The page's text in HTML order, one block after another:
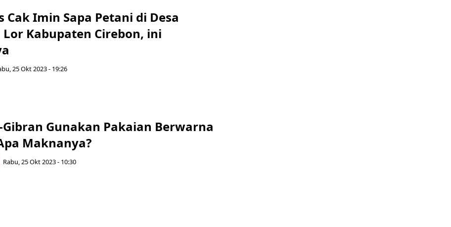
Cak Imin Sapa Petani di Desa
Lor Kabupaten Cirebon, ini
25 Okt 2023 - 19:26
Gunakan Pakaian Berwarna
Maknanya?
Rabu, 25 Okt 2023 - 10:30